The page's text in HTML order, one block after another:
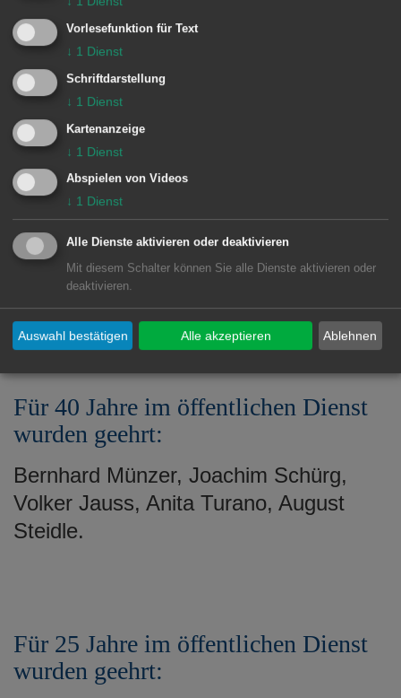
Kommunen in einer
Konkurrenzsituation zueinander, doch
meist gebe es innerhalb der
kommunalen Familie eine gute
Zusammenarbeit.
Musikalisch umrahmt wurde die
Übergabe von Geschenken und
Urkunden durch den OB und die beiden
Beigeordneten vom Kammerorchester
der Musikschule unter der Leitung von
Stephan Kühling.
Für 40 Jahre im öffentlichen Dienst
wurden geehrt:
Bernhard Münzer, Joachim Schürg,
Volker Jauss, Anita Turano, August
Steidle.
Für 25 Jahre im öffentlichen Dienst
wurden geehrt:
Vorlesefunktion für Text
↓ 1 Dienst
Schriftdarstellung
↓ 1 Dienst
Kartenanzeige
↓ 1 Dienst
Abspielen von Videos
↓ 1 Dienst
Alle Dienste aktivieren oder deaktivieren
Mit diesem Schalter können Sie alle Dienste aktivieren oder
deaktivieren.
Ablehnen
Auswahl bestätigen Alle akzeptieren